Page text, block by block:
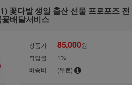
꽃다발 생일 출산 선물 프로포즈 전
꽃배달서비스
상품가 85,000원
적립금
1%
배송비
(무료)